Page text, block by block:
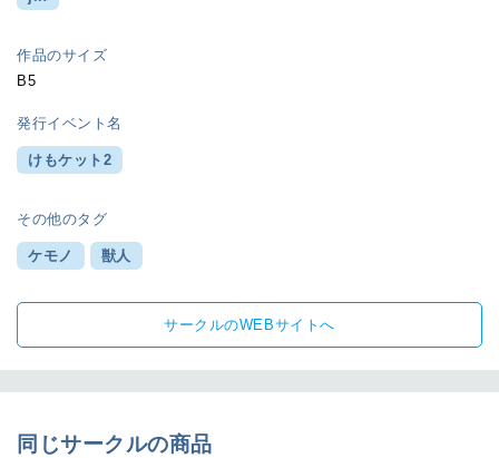
作品のサイズ
B5
発行イベント名
けもケット2
その他のタグ
ケモノ 獣人
サークルのWEBサイトへ
同じサークルの商品